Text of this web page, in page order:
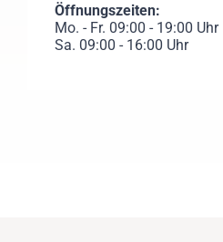
Öffnungszeiten:
Mo. - Fr. 09:00 - 19:00 Uhr
Sa. 09:00 - 16:00 Uhr